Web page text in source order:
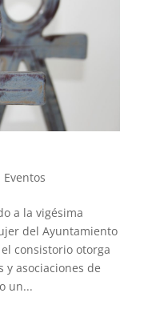
Eventos
la vigésima
del Ayuntamiento
consistorio otorga
asociaciones de
un...